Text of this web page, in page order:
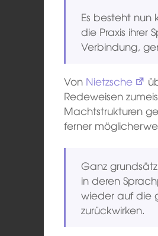
Es besteht nun
die Praxis ihrer
Verbindung,
Von Nietzsche
Redeweisen
Machtstrukturen
ferner
Ganz
in deren
wieder auf die
zurückwirken.